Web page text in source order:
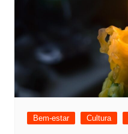
Bem-estar Cultura